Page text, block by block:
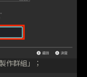
作群組」；